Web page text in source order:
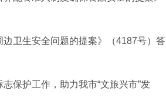
卫生安全问题的提案》（4187号）答
保护工作，助力我市“文旅兴市”发